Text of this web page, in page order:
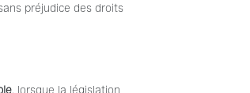
préjudice des droits
, lorsque la législation